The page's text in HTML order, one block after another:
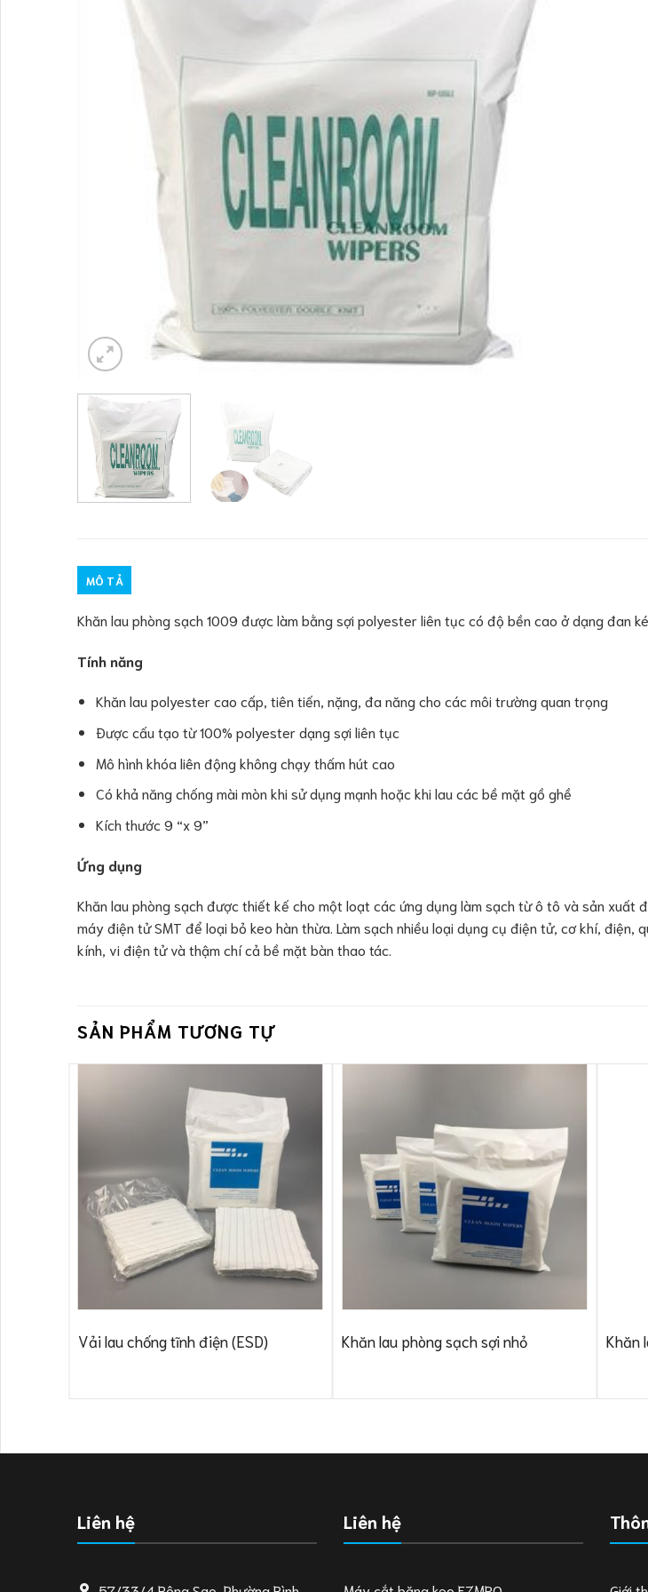
MÔ TẢ
Khăn lau phòng sạch 1009 được làm bằng sợi polyester liên tục có độ bền cao ở dạng đan
Tính năng
Khăn lau polyester cao cấp, tiên tiến, nặng, đa năng cho các môi trường quan trọng
Được cấu tạo từ 100% polyester dạng sợi liên tục
Mô hình khóa liên động không chạy thấm hút cao
Có khả năng chống mài mòn khi sử dụng mạnh hoặc khi lau các bề mặt gồ ghề
Kích thước 9 “x 9”
Ứng dụng
Khăn lau phòng sạch được thiết kế cho một loạt các ứng dụng làm sạch từ ô tô và sản xuất
máy điện tử SMT để loại bỏ keo hàn thừa. Làm sạch nhiều loại dụng cụ điện tử, cơ khí, điện,
kính, vi điện tử và thậm chí cả bề mặt bàn thao tác.
SẢN PHẨM TƯƠNG TỰ
Vải lau chống tĩnh điện (ESD) Khăn lau phòng sạch sợi nhỏ Khăn
Liên hệ Liên hệ